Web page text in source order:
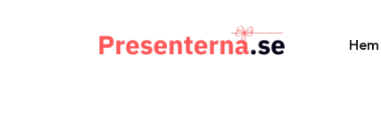
Hem